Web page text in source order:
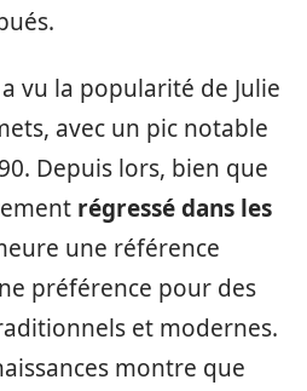
vu la popularité de Julie
avec un pic notable
Depuis lors, bien que
régressé dans les
une référence
préférence pour des
et modernes.
montre que